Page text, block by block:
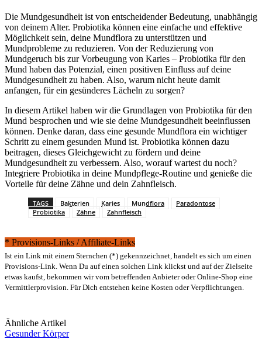
Die Mundgesundheit ist von entscheidender Bedeutung, unabhängig
von deinem Alter. Probiotika können eine einfache und effektive
Möglichkeit sein, deine Mundflora zu unterstützen und
Mundprobleme zu reduzieren. Von der Reduzierung von
Mundgeruch bis zur Vorbeugung von Karies – Probiotika für den
Mund haben das Potenzial, einen positiven Einfluss auf deine
Mundgesundheit zu haben. Also, warum nicht heute damit
anfangen, für ein gesünderes Lächeln zu sorgen?
In diesem Artikel haben wir die Grundlagen von Probiotika für den
Mund besprochen und wie sie deine Mundgesundheit beeinflussen
können. Denke daran, dass eine gesunde Mundflora ein wichtiger
Schritt zu einem gesunden Mund ist. Probiotika können dazu
beitragen, dieses Gleichgewicht zu fördern und deine
Mundgesundheit zu verbessern. Also, worauf wartest du noch?
Integriere Probiotika in deine Mundpflege-Routine und genieße die
Vorteile für deine Zähne und dein Zahnfleisch.
TAGS Bakterien Karies Mundflora
Paradontose
Probiotika
Zähne Zahnfleisch
* Provisions-Links / Affiliate-Links
Ist ein Link mit einem Sternchen (*) gekennzeichnet, handelt es sich um einen
Provisions-Link. Wenn Du auf einen solchen Link klickst und auf der Zielseite
etwas kaufst, bekommen wir vom betreffenden Anbieter oder Online-Shop eine
Vermittlerprovision. Für Dich entstehen keine Kosten oder Verpflichtungen.
Ähnliche Artikel
Gesunder Körper